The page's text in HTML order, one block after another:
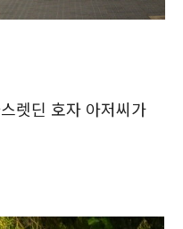
렛딘 호자 아저씨가